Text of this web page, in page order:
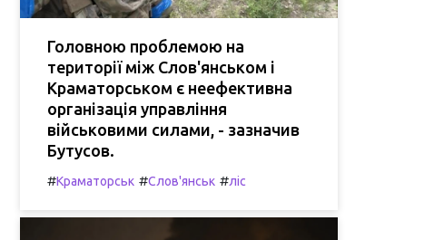
Головною проблемою на
території між Слов'янськом і
Краматорськом є неефективна
організація управління
військовими силами, - зазначив
Бутусов.
#Краматорськ #Слов'янськ #ліс